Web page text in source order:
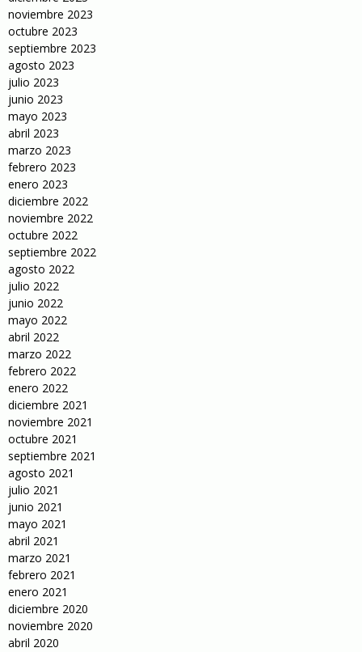
noviembre 2023
octubre 2023
septiembre 2023
agosto 2023
julio 2023
junio 2023
mayo 2023
abril 2023
marzo 2023
febrero 2023
enero 2023
diciembre 2022
noviembre 2022
octubre 2022
septiembre 2022
agosto 2022
julio 2022
junio 2022
mayo 2022
abril 2022
marzo 2022
febrero 2022
enero 2022
diciembre 2021
noviembre 2021
octubre 2021
septiembre 2021
agosto 2021
julio 2021
junio 2021
mayo 2021
abril 2021
marzo 2021
febrero 2021
enero 2021
diciembre 2020
noviembre 2020
abril 2020